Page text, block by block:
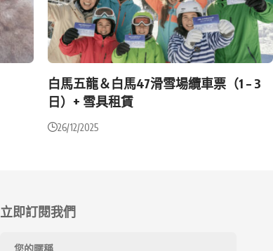
白馬五龍＆白馬47滑雪場纜車票（1 – 3
日）+ 雪具租賃
26/12/2025
立即訂閱我們